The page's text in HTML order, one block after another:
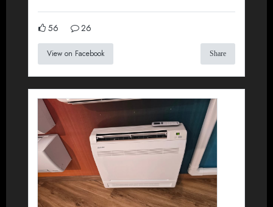
56 26
View on Facebook Share